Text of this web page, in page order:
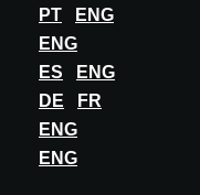
PT
ENG
ENG
ES
ENG
DE
FR
ENG
ENG